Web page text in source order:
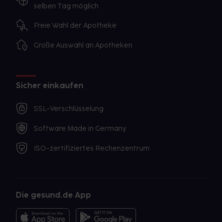
selben Tag möglich
Freie Wahl der Apotheke
Große Auswahl an Apotheken
Sicher einkaufen
SSL-Verschlüsselung
Software Made in Germany
ISO-zertifiziertes Rechenzentrum
Die gesund.de App